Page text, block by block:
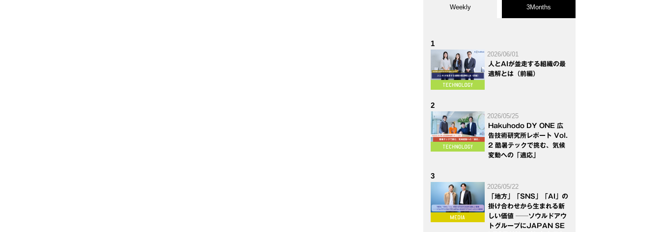
Weekly 3Months
1
2026/06/01
人とAIが並走する組織の最
適解とは（前編）
2
2026/05/25
Hakuhodo DY ONE 広
告技術研究所レポート Vol.
2 酷暑テックで挑む、気候
変動への「適応」
3
2026/05/22
「地方」「SNS」「AI」の
掛け合わせから生まれる新
しい価値 ──ソウルドアウ
トグループにJAPAN SE